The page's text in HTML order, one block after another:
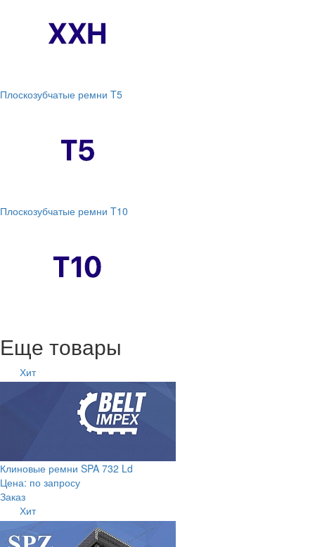
Плоскозубчатые ремни T5
Плоскозубчатые ремни T10
Еще товары
Хит
Клиновые ремни SPA 732 Ld
Цена: по запросу
Заказ
Хит